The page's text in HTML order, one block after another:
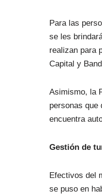
Para las
se les
realizan para
Capital y
Asimismo, la
personas que
encuentra
Gestión de
Efectivos del
se puso en